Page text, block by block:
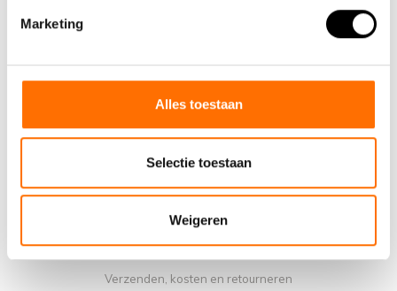
Marketing
Alles toestaan
Selectie toestaan
Weigeren
Verkooppunten
Instructievideo's
Algemene voorwaarden
Privacybeleid
Verzenden, kosten en retourneren